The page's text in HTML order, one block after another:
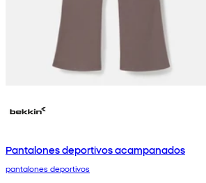
Pantalones deportivos acampanados
pantalones deportivos